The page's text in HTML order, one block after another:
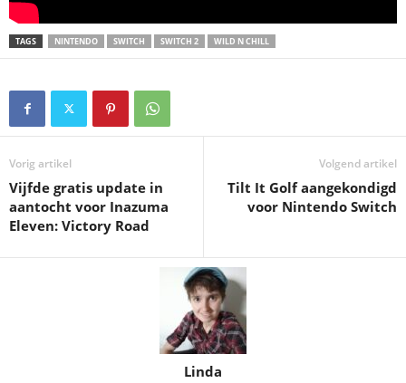
TAGS NINTENDO SWITCH SWITCH 2 WILD N CHILL
Vorig artikel
Vijfde gratis update in
aantocht voor Inazuma
Eleven: Victory Road
Volgend artikel
Tilt It Golf aangekondigd
voor Nintendo Switch
Linda